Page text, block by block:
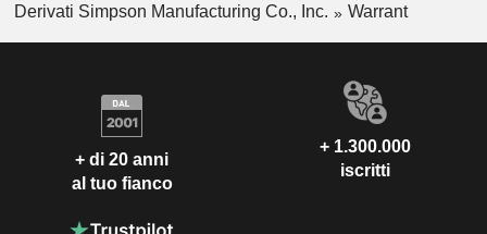
Derivati Simpson Manufacturing Co., Inc.
Warrant
+ di 20 anni
al tuo fianco
+ 1.300.000
iscritti